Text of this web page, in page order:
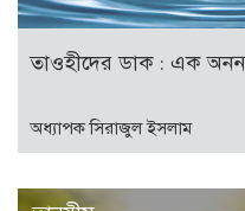
তাওহীদের ডাক : এক
অধ্যাপক সিরাজুল ইসলাম